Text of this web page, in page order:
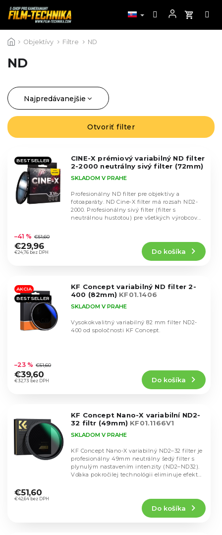
na
Objektívy Filtre ND
ND
R
a
d
e
Najpredávanejšie
Najlacnejšie
Otvoriť filter
V
BESTSELLER
CINE-X prémiový variabilný ND filter
2-2000 neutrálny sivý filter (72mm)
hodnotenie
produktu
je
hviezdičiek.
SKLADOM V PRAHE
€24,76 bez DPH
–41 % €51,60
€29,96
Do košíka
Profesionálny ND filter pre objektívy a
fotoaparáty. ND Cine-X filter má rozsah ND2-
2000. Profesionálny sivý filter (filter s
neutrálnou hustotou) pre všetkých výrobcov...
AKCIA
BESTSELLER
KF Concept variabilný ND filter 2-
400 (82mm) KF01.1406
hodnotenie
produktu
je
hviezdičiek.
SKLADOM V PRAHE
€32,73 bez DPH
–23 % €51,60
€39,60
Do košíka
Vysokokvalitný variabilný 82 mm filter ND2-
400 od spoločnosti KF Concept.
KF Concept Nano-X variabilní ND2-
32 filtr (49mm) KF01.1166V1
hodnotenie
produktu
SKLADOM V PRAHE
€42,64 bez DPH
€51,60
Do košíka
KF Concept Nano-X variabilný ND2–32 filter je
profesionálny 49mm neutrálny šedý filter s
plynulým nastavením intenzity (ND2–ND32).
Vďaka pokročilej technológii eliminuje efekt...